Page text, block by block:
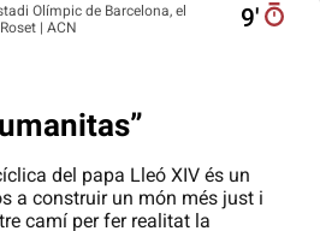
Olímpic de Barcelona, el
| ACN
9′
del papa Lleó XIV és un
a construir un món més just i
camí per fer realitat la